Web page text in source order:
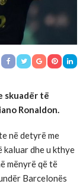
skuadër të
Ronaldon.
në detyrë me
kaluar dhe u kthye
mënyrë që të
Barcelonës